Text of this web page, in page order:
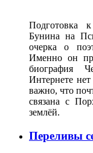
Подготовка
Бунина на
очерка о
Именно он
биография
Интернете
важно, что
связана с
землёй.
Переливы